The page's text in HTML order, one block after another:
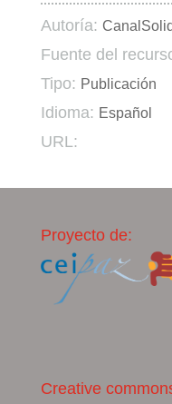
Autoría:
Fuente del
Tipo: Publicación
Idioma: Español
URL:
Proyecto de:
Creative